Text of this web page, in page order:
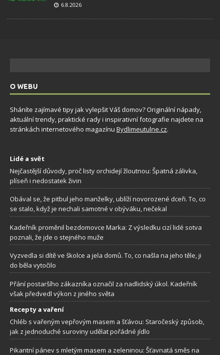
6.8.2026
O WEBU
Sháníte zajímavé tipy jak vylepšit Váš domov? Originální nápady,
aktuální trendy, praktické rady i inspirativní fotografie najdete na
stránkách internetového magazínu Bydlimeutulne.cz.
Lidé a svět
Nejčastější důvody, proč listy orchidejí žloutnou: Špatná zálivka,
plíseň i nedostatek živin
Obával se, že pitbul jeho manželky, ublíží novorozené dceři. To, co
se stalo, když je nechali samotné v obýváku, nečekal
Kadeřník proměnil bezdomovce Marka: Z výsledku cizí lidé sotva
poznali, že jde o stejného muže
Vyzvedla si dítě ve školce a jela domů. To, co našla na jeho těle, ji
do běla vytočilo
Přání postaršího zákazníka označil za nadlidský úkol. Kadeřník
však předvedl výkon z jiného světa
Recepty a vaření
Chléb s vařeným vepřovým masem a šťávou: Staročeský způsob,
jak z jednoduché suroviny udělat pořádné jídlo
Pikantní pánev s mletým masem a zeleninou: Šťavnatá směs na